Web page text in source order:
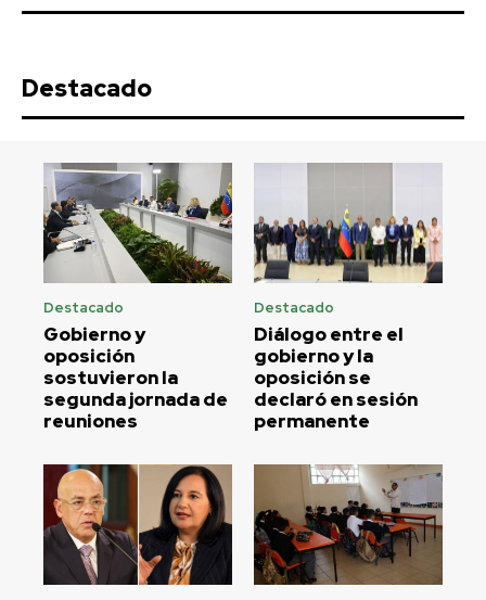
Destacado
Destacado
Gobierno y
oposición
sostuvieron la
segunda jornada de
reuniones
Destacado
Diálogo entre el
gobierno y la
oposición se
declaró en sesión
permanente